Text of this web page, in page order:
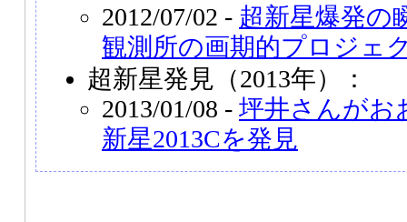
2012/07/02 - 超新星爆発の
観測所の画期的プロジェ
超新星発見（2013年）：
2013/01/08 - 坪井さんがお
新星2013Cを発見